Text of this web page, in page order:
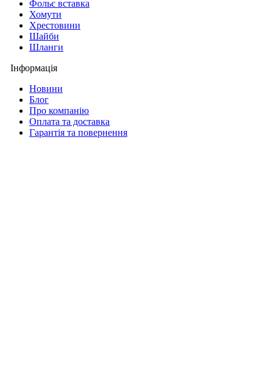
Фольє вставка
Хомути
Хрестовини
Шайби
Шланги
Інформація
Новини
Блог
Про компанію
Оплата та доставка
Гарантія та повернення